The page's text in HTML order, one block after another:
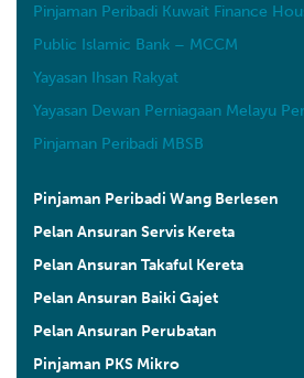
Pinjaman Peribadi Kuwait Finance
Public Islamic Bank – MCCM
Yayasan Ihsan Rakyat
Yayasan Dewan Perniagaan Melayu
Pinjaman Peribadi MBSB
Pinjaman Peribadi Wang Berlesen
Pelan Ansuran Servis Kereta
Pelan Ansuran Takaful Kereta
Pelan Ansuran Baiki Gajet
Pelan Ansuran Perubatan
Pinjaman PKS Mikro